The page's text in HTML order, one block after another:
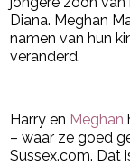
Diana. Meghan
namen van hun
veranderd.
Harry en Meghan
– waar ze goed
Sussex.com. Dat